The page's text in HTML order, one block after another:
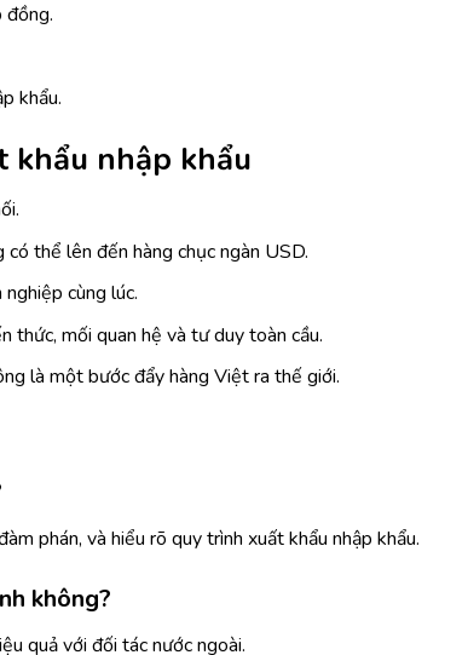
đồng.
khẩu.
khẩu nhập khẩu
thể lên đến hàng chục ngàn USD.
cùng lúc.
thức, mối quan hệ và tư duy toàn cầu.
là một bước đẩy hàng Việt ra thế giới.
phán, và hiểu rõ quy trình xuất khẩu nhập khẩu.
không?
quả với đối tác nước ngoài.